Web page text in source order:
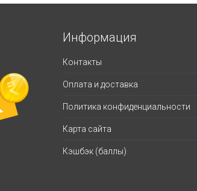
Информация
Контакты
Оплата и доставка
Политика конфиденциальности
Карта сайта
Кэшбэк (баллы)